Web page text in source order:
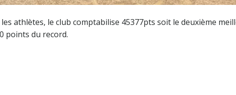
athlètes, le club comptabilise 45377pts soit le deuxième
points du record.